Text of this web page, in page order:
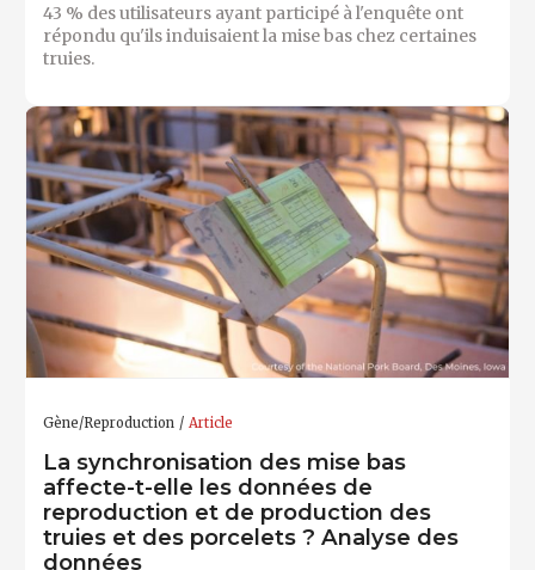
43 % des utilisateurs ayant participé à l'enquête ont
répondu qu'ils induisaient la mise bas chez certaines
truies.
Gène/Reproduction Article
La synchronisation des mise bas
affecte-t-elle les données de
reproduction et de production des
truies et des porcelets ? Analyse des
données